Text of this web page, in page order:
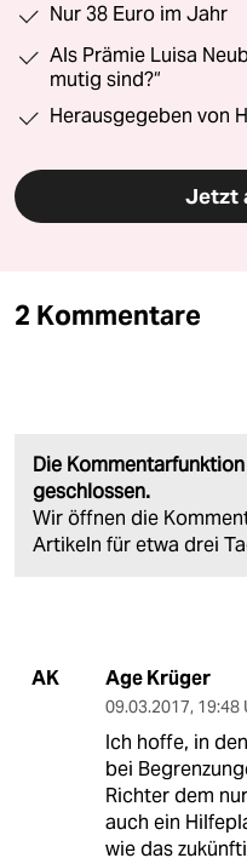
Nur 38 Euro im Jahr
Als Prämie Luisa
mutig sind?“
Herausgegeben von
Jetzt
2 Kommentare
Die
geschlossen.
Wir öffnen die
Artikeln für etwa drei
AK Age Krüger
09.03.2017, 19:48
Ich hoffe, in
bei
Richter dem
auch ein
wie das